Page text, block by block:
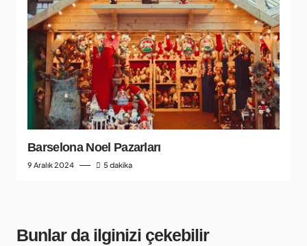
Barselona Noel Pazarları
9 Aralık 2024 5 dakika
Bunlar da ilginizi çekebilir